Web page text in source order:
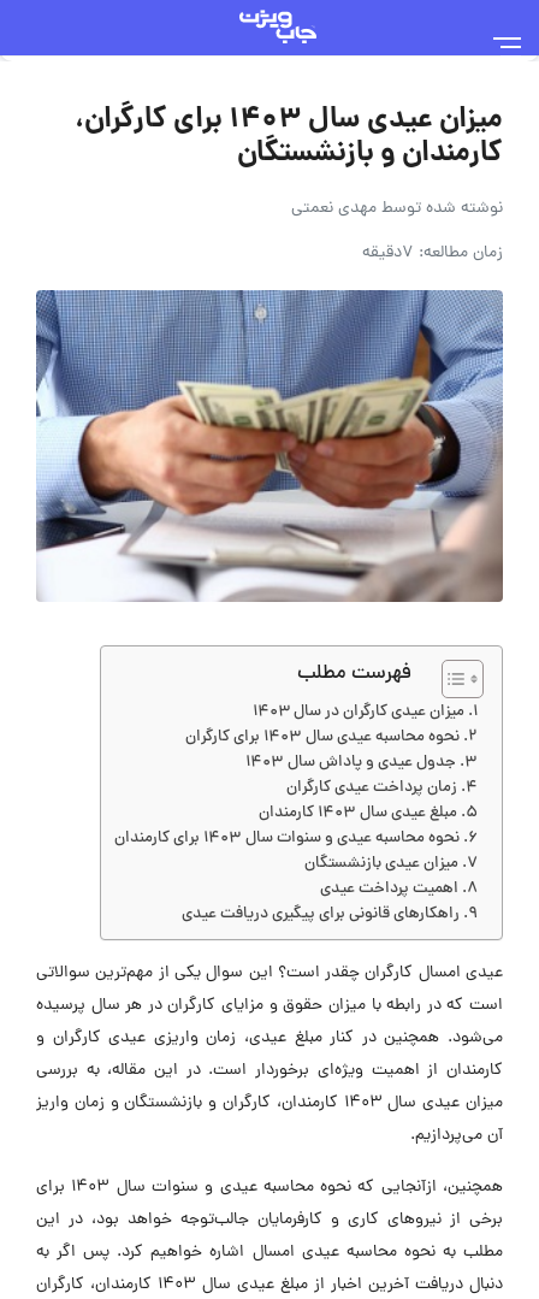
میزان عیدی سال 1403 برای کارگران،
و بازنشستگان
شده توسطمهدی نعمتی
مطالعه: 7دقیقه
فهرست مطلب
میزان عیدی کارگران در سال ۱۴۰۳
نحوه محاسبه عیدی سال 1403 برای کارگران
جدول عیدی و پاداش سال 1403
زمان پرداخت عیدی کارگران
مبلغ عیدی سال 1403 کارمندان
نحوه محاسبه عیدی و سنوات سال 1403 برای کارمندان
میزان عیدی بازنشستگان
اهمیت پرداخت عیدی
راهکارهای قانونی برای پیگیری دریافت عیدی
امسال کارگران چقدر است؟ این سوال یکی از مهم‌ترین سوالاتی
که در رابطه با میزان حقوق و مزایای کارگران در هر سال پرسیده
همچنین در کنار مبلغ عیدی، زمان واریزی عیدی کارگران و
از اهمیت ویژه‌ای برخوردار است. در این مقاله، به بررسی
میزان عیدی سال 1403 کارمندان، کارگران و بازنشستگان و زمان واریز
می‌پردازیم.
همچنین، ازآنجایی که نحوه محاسبه عیدی و سنوات سال 1403 برای
از نیروهای کاری و کارفرمایان جالب‌توجه خواهد بود، در این
به نحوه محاسبه عیدی امسال اشاره خواهیم کرد. پس اگر به
دنبال دریافت آخرین اخبار از مبلغ عیدی سال 1403 کارمندان، کارگران